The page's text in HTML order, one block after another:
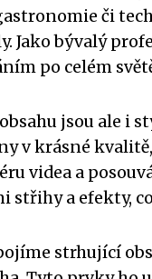
či
Jako bývalý
po celém
jsou ale i
v krásné
videa a
střihy a efekty,
strhující